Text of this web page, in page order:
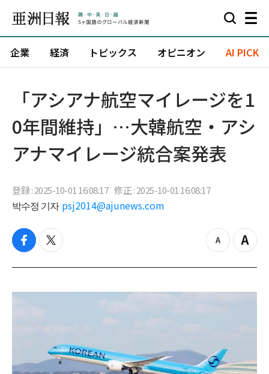
企業 経済 トピックス オピニオン AI PICK
「アシアナ航空マイレージを1
0年間維持」…大韓航空・アシ
アナマイレージ統合案発表
登録 : 2025-10-01 16:08:17 修正 : 2025-10-01 16:08:17
박수정 기자 psj2014@ajunews.com
f
c
b
t
i
t
z
o
o
Z
o
i